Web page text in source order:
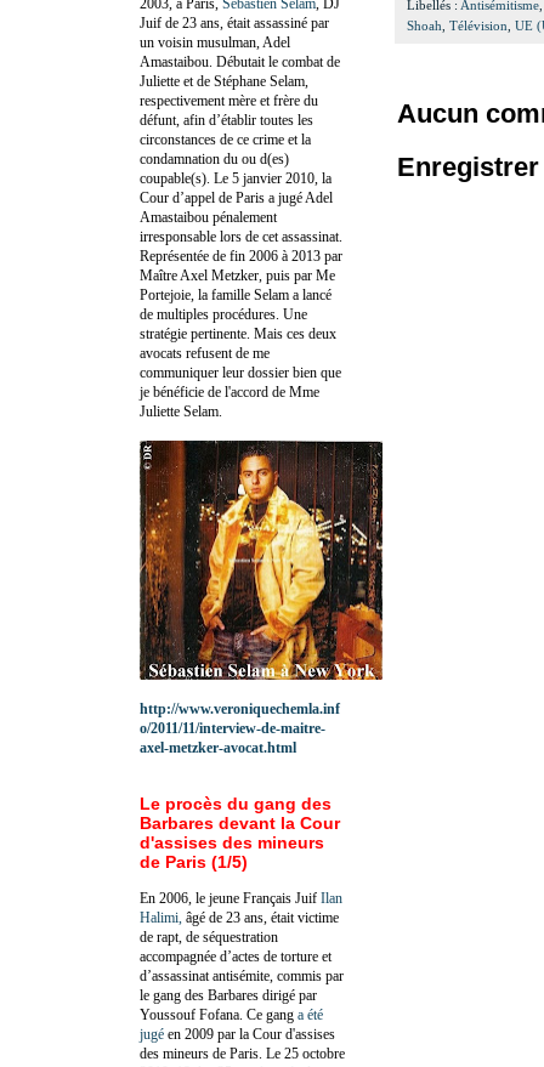
Libellés : Antisémitisme
Shoah Télévision UE
Aucun
Juif de 23 ans, était assassiné par
un voisin musulman, Adel
Amastaibou. Débutait le combat de
Juliette et de Stéphane Selam,
respectivement mère et frère du
défunt, afin d’établir toutes les
circonstances de ce crime et la
condamnation du ou d(es)
coupable(s). Le 5 janvier 2010, la
Cour d’appel de Paris a jugé Adel
Amastaibou pénalement
irresponsable lors de cet assassinat.
Représentée de fin 2006 à 2013 par
Maître Axel Metzker, puis par Me
Portejoie, la famille Selam a lancé
de multiples procédures. Une
stratégie pertinente. Mais ces deux
avocats refusent de me
communiquer leur dossier bien que
je bénéficie de l'accord de Mme
Juliette Selam.
http://www.veroniquechemla.inf
o/2011/11/interview-de-maitre-
axel-metzker-avocat.html
Le procès du gang des
Barbares devant la Cour
d'assises des mineurs
de Paris (1/5)
En 2006, le jeune Français Juif Ilan
Halimi, âgé de 23 ans, était victime
de rapt, de séquestration
accompagnée d’actes de torture et
d’assassinat antisémite, commis par
le gang des Barbares dirigé par
Youssouf Fofana. Ce gang a été
jugé en 2009 par la Cour d'assises
des mineurs de Paris. Le 25 octobre